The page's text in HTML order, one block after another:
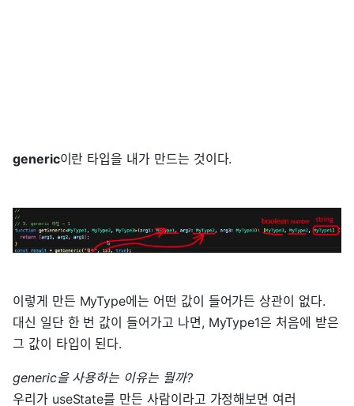
generic이란 타입을 내가 만드는 것이다.
이렇게 만든 MyType에는 어떤 값이 들어가든 상관이 없다.
대신 일단 한 번 값이 들어가고 나면, MyType1은 처음에 받은
그 값이 타입이 된다.
generic을 사용하는 이유는 뭘까?
우리가 useState를 만든 사람이라고 가정해보면 여러